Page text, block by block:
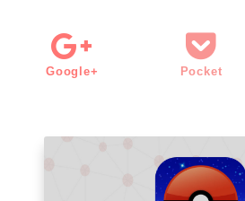
Google+ Pocket